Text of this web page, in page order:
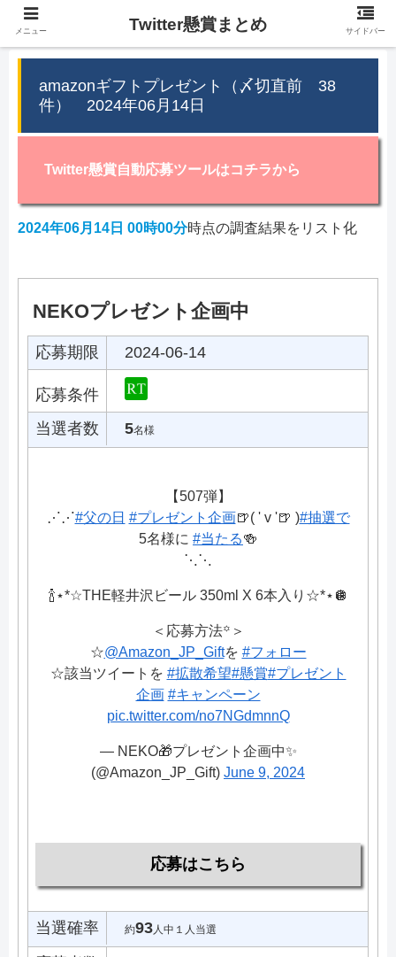
amazonギフトプレゼント（〆切直前 38
件） 2024年06月14日
Twitter懸賞自動応募ツールはコチラから
2024年06月14日 00時00分時点の調査結果をリスト化
NEKOプレゼント企画中
応募期限 2024-06-14
応募条件
当選者数
5名様
【507弾】
⋰⋰#父の日 #プレゼント企画🍺( ' v '🍺 )#抽選で
5名様に #当たる🍻
⋱⋱
🍾⋆*☆THE軽井沢ビール 350ml X 6本入り☆*⋆🪩
＜応募方法꙳＞
☆@Amazon_JP_Giftを #フォロー
☆該当ツイートを #拡散希望︎#懸賞#プレゼント
企画 #キャンペーン
pic.twitter.com/no7NGdmnnQ
— NEKO🎁プレゼント企画中✨
(@Amazon_JP_Gift) June 9, 2024
応募はこちら
当選確率 約93人中１人当選
メニュー Twitter懸賞まとめ サイドバー